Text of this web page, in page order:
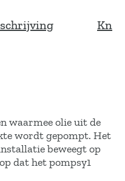
waarmee olie uit de
wordt gepompt. Het
beweegt op
dat het pompsy1